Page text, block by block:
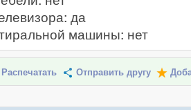
да
машины: нет
Распечатать Отправить другу